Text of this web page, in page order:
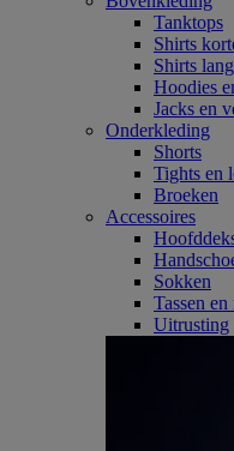
Tanktops
Shirts
Shirts
Hoodies
Jacks en
Onderkleding
Shorts
Tights en
Broeken
Accessoires
Sokken
Tassen
Uitrusting